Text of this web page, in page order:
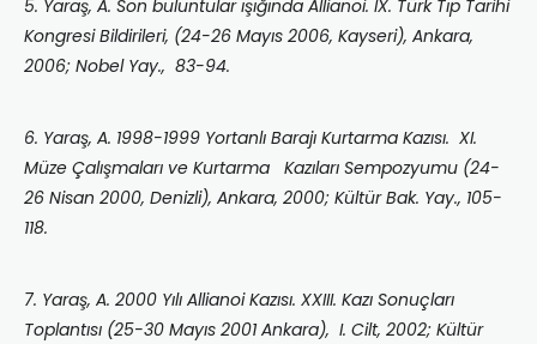
5. Yaraş, A. Son buluntular ışığında Allianoi. IX. Türk Tıp Tarihi
Kongresi Bildirileri, (24-26 Mayıs 2006, Kayseri), Ankara,
2006; Nobel Yay., 83-94.
6. Yaraş, A. 1998-1999 Yortanlı Barajı Kurtarma Kazısı. XI.
Müze Çalışmaları ve Kurtarma Kazıları Sempozyumu (24-
26 Nisan 2000, Denizli), Ankara, 2000; Kültür Bak. Yay., 105-
118.
7. Yaraş, A. 2000 Yılı Allianoi Kazısı. XXIII. Kazı Sonuçları
Toplantısı (25-30 Mayıs 2001 Ankara), I. Cilt, 2002; Kültür